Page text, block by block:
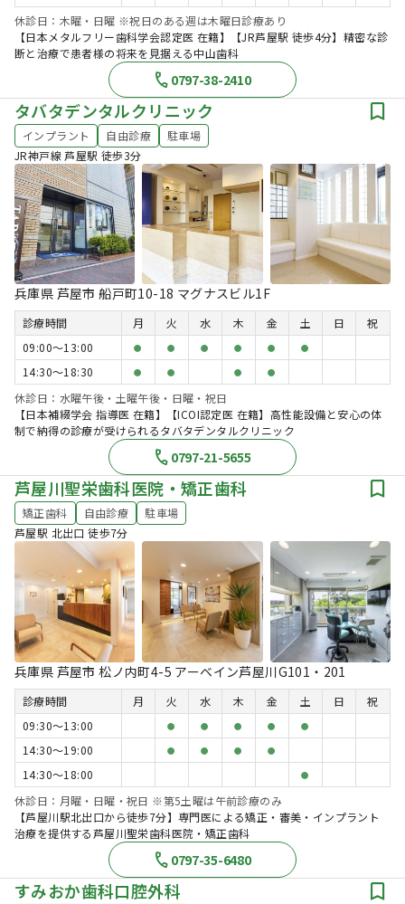
休診日：木曜・日曜 ※祝日のある週は木曜日診療あり
【日本メタルフリー歯科学会認定医 在籍】【JR芦屋駅 徒歩4分】精密な診
断と治療で患者様の将来を見据える中山歯科
0797-38-2410
タバタデンタルクリニック
インプラント 自由診療
駐車場
JR神戸線 芦屋駅 徒歩3分
兵庫県 芦屋市 船戸町10-18 マグナスビル1F
診療時間 月 火 水 木 金 土 日
祝
09:00〜13:00
● ● ● ● ● ●
14:30〜18:30 ● ● ● ●
休診日：水曜午後・土曜午後・日曜・祝日
【日本補綴学会 指導医 在籍】【ICOI認定医 在籍】高性能設備と安心の体
制で納得の診療が受けられるタバタデンタルクリニック
0797-21-5655
芦屋川聖栄歯科医院・矯正歯科
矯正歯科 自由診療
駐車場
芦屋駅 北出口 徒歩7分
兵庫県 芦屋市 松ノ内町4-5 アーベイン芦屋川G101・201
診療時間 月 火 水 木 金 土 日
祝
09:30〜13:00
● ● ● ● ●
14:30〜19:00 ● ● ● ●
14:30〜18:00 ●
休診日：月曜・日曜・祝日 ※第5土曜は午前診療のみ
【芦屋川駅北出口から徒歩7分】専門医による矯正・審美・インプラント
治療を提供する芦屋川聖栄歯科医院・矯正歯科
0797-35-6480
すみおか歯科口腔外科